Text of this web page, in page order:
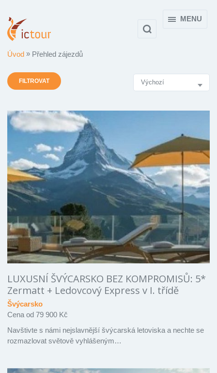
MENU
Úvod Přehled zájezdů
Výsledky
FILTROVAT
LUXUSNÍ ŠVÝCARSKO BEZ KOMPROMISŮ: 5*
Zermatt + Ledovcový Express v I. třídě
Švýcarsko
Cena od 79 900 Kč
Navštivte s námi nejslavnější švýcarská letoviska a nechte se
rozmazlovat světově vyhlášeným…